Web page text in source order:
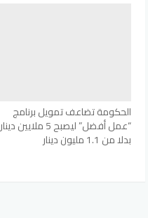
الحكومة تضاعف تمويل برنامج
“عمل أفضل” ليصبح 5 ملايين دينار
بدلا من 1.1 مليون دينار